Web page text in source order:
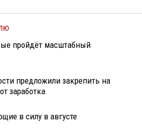
пройдёт масштабный
предложили закрепить на
заработка
в силу в августе